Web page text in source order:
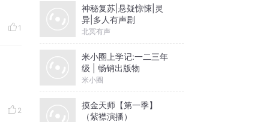
1
2
神秘复苏|悬疑惊悚|灵
异|多人有声剧
北冥有声
米小圈上学记:一二三年
级 | 畅销出版物
米小圈
摸金天师【第一季】
（紫襟演播）